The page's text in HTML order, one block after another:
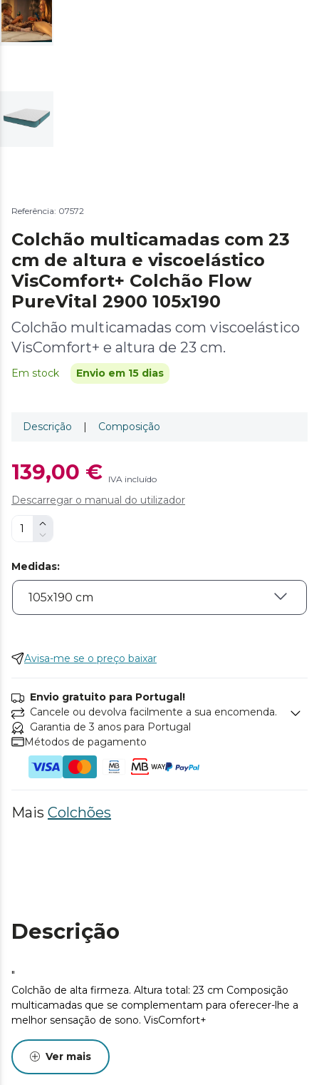
Referência: 07572
Colchão multicamadas com 23
cm de altura e viscoelástico
VisComfort+ Colchão Flow
PureVital 2900 105x190
Colchão multicamadas com viscoelástico
VisComfort+ e altura de 23 cm.
Em stock Envio em 15 dias
Descrição | Composição
139,00 € IVA incluído
Descarregar o manual do utilizador
Medidas:
Avisa-me se o preço baixar
Envio gratuito para Portugal!
Cancele ou devolva facilmente a sua encomenda.
Garantia de 3 anos para Portugal
Métodos de pagamento
Mais Colchões
Descrição
"
Colchão de alta firmeza. Altura total: 23 cm Composição
multicamadas que se complementam para oferecer-lhe a
melhor sensação de sono. VisComfort+
Ver mais